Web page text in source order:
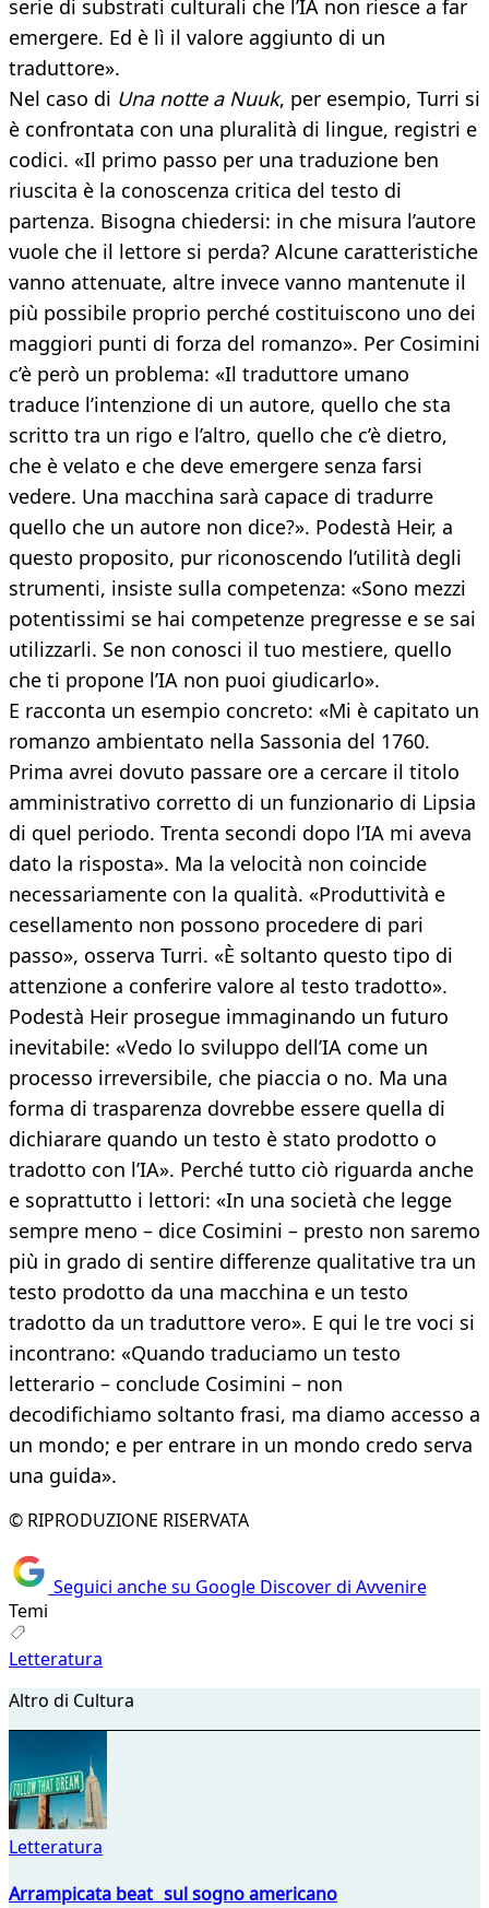
serie di substrati culturali che l’IA non riesce a far
emergere. Ed è lì il valore aggiunto di un
traduttore».
Nel caso di Una notte a Nuuk, per esempio, Turri si
è confrontata con una pluralità di lingue, registri e
codici. «Il primo passo per una traduzione ben
riuscita è la conoscenza critica del testo di
partenza. Bisogna chiedersi: in che misura l’autore
vuole che il lettore si perda? Alcune caratteristiche
vanno attenuate, altre invece vanno mantenute il
più possibile proprio perché costituiscono uno dei
maggiori punti di forza del romanzo». Per Cosimini
c’è però un problema: «Il traduttore umano
traduce l’intenzione di un autore, quello che sta
scritto tra un rigo e l’altro, quello che c’è dietro,
che è velato e che deve emergere senza farsi
vedere. Una macchina sarà capace di tradurre
quello che un autore non dice?». Podestà Heir, a
questo proposito, pur riconoscendo l’utilità degli
strumenti, insiste sulla competenza: «Sono mezzi
potentissimi se hai competenze pregresse e se sai
utilizzarli. Se non conosci il tuo mestiere, quello
che ti propone l’IA non puoi giudicarlo».
E racconta un esempio concreto: «Mi è capitato un
romanzo ambientato nella Sassonia del 1760.
Prima avrei dovuto passare ore a cercare il titolo
amministrativo corretto di un funzionario di Lipsia
di quel periodo. Trenta secondi dopo l’IA mi aveva
dato la risposta». Ma la velocità non coincide
necessariamente con la qualità. «Produttività e
cesellamento non possono procedere di pari
passo», osserva Turri. «È soltanto questo tipo di
attenzione a conferire valore al testo tradotto».
Podestà Heir prosegue immaginando un futuro
inevitabile: «Vedo lo sviluppo dell’IA come un
processo irreversibile, che piaccia o no. Ma una
forma di trasparenza dovrebbe essere quella di
dichiarare quando un testo è stato prodotto o
tradotto con l’IA». Perché tutto ciò riguarda anche
e soprattutto i lettori: «In una società che legge
sempre meno – dice Cosimini – presto non saremo
più in grado di sentire differenze qualitative tra un
testo prodotto da una macchina e un testo
tradotto da un traduttore vero». E qui le tre voci si
incontrano: «Quando traduciamo un testo
letterario – conclude Cosimini – non
decodifichiamo soltanto frasi, ma diamo accesso a
un mondo; e per entrare in un mondo credo serva
una guida».
© RIPRODUZIONE RISERVATA
Seguici anche su Google Discover di Avvenire
Temi
Letteratura
Altro di Cultura
Letteratura
Arrampicata beat sul sogno americano